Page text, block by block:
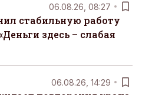
06.08.26, 08:27
стабильную работу
здесь – слабая
06.08.26, 14:29